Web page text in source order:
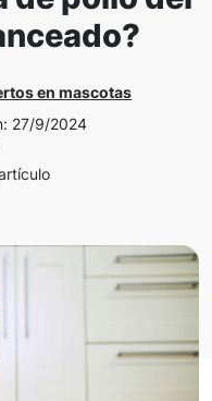
en mascotas
: 27/9/2024